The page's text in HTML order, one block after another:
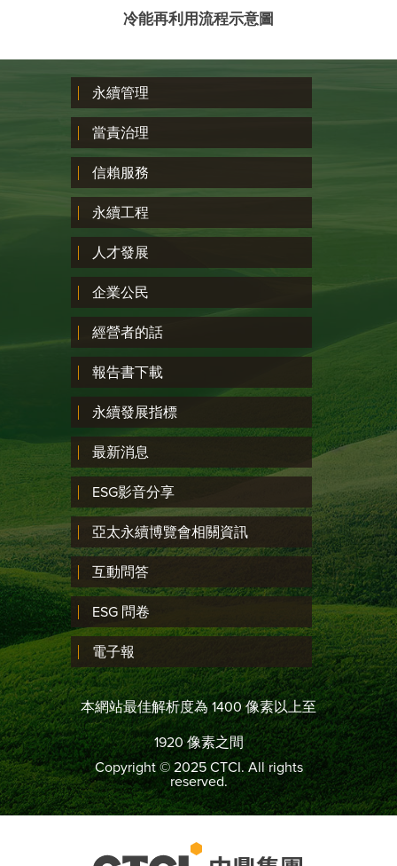
冷能再利用流程示意圖
永續管理
當責治理
信賴服務
永續工程
人才發展
企業公民
經營者的話
報告書下載
永續發展指標
最新消息
ESG影音分享
亞太永續博覽會相關資訊
互動問答
ESG 問卷
電子報
本網站最佳解析度為 1400 像素以上至
1920 像素之間
Copyright © 2025 CTCI. All rights
reserved.